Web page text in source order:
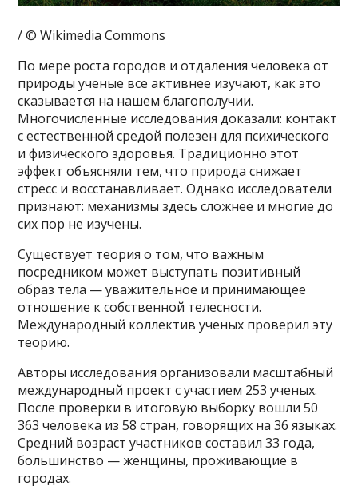
/ © Wikimedia Commons
По мере роста городов и отдаления человека от
природы ученые все активнее изучают, как это
сказывается на нашем благополучии.
Многочисленные исследования доказали: контакт
с естественной средой полезен для психического
и физического здоровья. Традиционно этот
эффект объясняли тем, что природа снижает
стресс и восстанавливает. Однако исследователи
признают: механизмы здесь сложнее и многие до
сих пор не изучены.
Существует теория о том, что важным
посредником может выступать позитивный
образ тела — уважительное и принимающее
отношение к собственной телесности.
Международный коллектив ученых проверил эту
теорию.
Авторы исследования организовали масштабный
международный проект с участием 253 ученых.
После проверки в итоговую выборку вошли 50
363 человека из 58 стран, говорящих на 36 языках.
Средний возраст участников составил 33 года,
большинство — женщины, проживающие в
городах.